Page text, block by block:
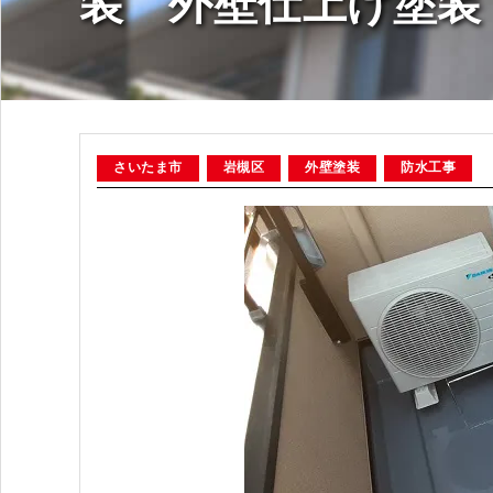
さいたま市 岩槻区 外壁塗装 防水工事